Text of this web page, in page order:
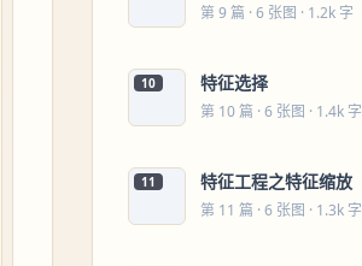
第 9 篇 · 6 张图 · 1.2k 字
10 特征选择
第 10 篇 · 6 张图 · 1.4k 字
11 特征工程之特征缩放
第 11 篇 · 6 张图 · 1.3k 字